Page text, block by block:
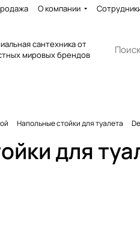
О компании
сантехника от
мировых брендов
Напольные стойки для туалета
для